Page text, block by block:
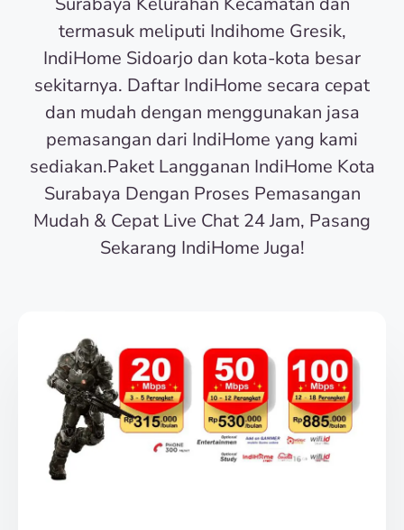
termasuk meliputi Indihome Gresik,
IndiHome Sidoarjo dan kota-kota besar
sekitarnya. Daftar IndiHome secara cepat
dan mudah dengan menggunakan jasa
pemasangan dari IndiHome yang kami
sediakan.Paket Langganan IndiHome Kota
Surabaya Dengan Proses Pemasangan
Mudah & Cepat Live Chat 24 Jam, Pasang
Sekarang IndiHome Juga!